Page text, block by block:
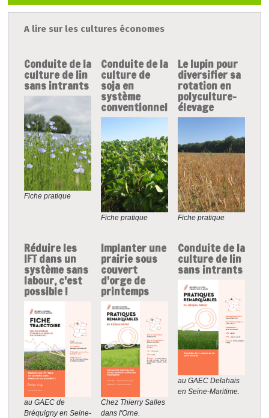
A lire sur les cultures économes
Conduite de la
culture de lin
sans intrants
Fiche pratique
Conduite de la
culture de
soja en
système
conventionnel
Fiche pratique
Le lupin pour
diversifier sa
rotation en
polyculture-
élevage
Fiche pratique
Réduire les
IFT dans un
système sans
labour, c'est
possible !
au GAEC de
Bréquigny en Seine-
Implanter une
prairie sous
couvert
d'orge de
printemps
Chez Thierry Salles
dans l'Orne.
Conduite de la
culture de lin
sans intrants
au GAEC Delahais
en Seine-Maritime.